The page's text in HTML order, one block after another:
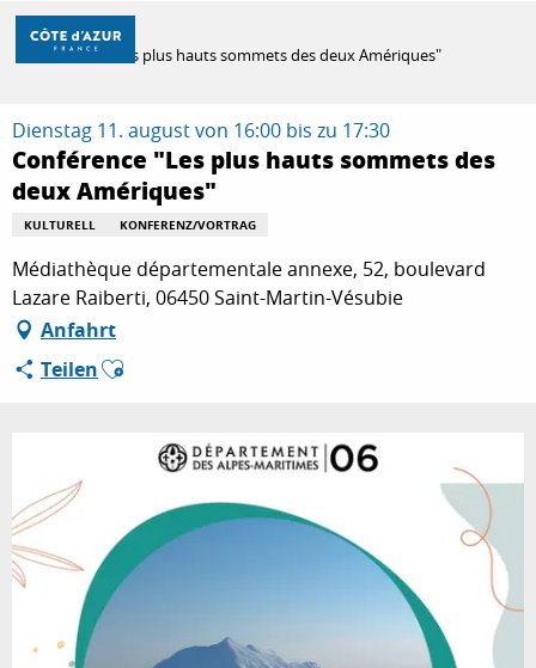
Aller
contenu
ENTDECKEN
ZU TUN
AUFENTHALT
Startseite
Conférence "Les plus hauts sommets des deux Amériques"
Dienstag 11. august von 16:00 bis zu 17:30
Conférence "Les plus hauts sommets des
deux Amériques"
KULTURELL KONFERENZ/VORTRAG
Médiathèque départementale annexe, 52, boulevard
Lazare Raiberti, 06450 Saint-Martin-Vésubie
Anfahrt
TeilenAjouter aux favoris